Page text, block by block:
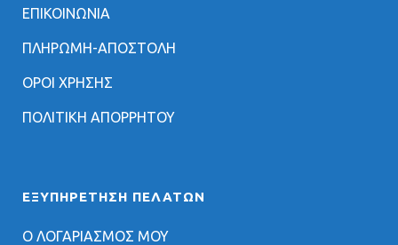
ΕΠΙΚΟΙΝΩΝΙΑ
ΠΛΗΡΩΜΗ-ΑΠΟΣΤΟΛΗ
ΟΡΟΙ ΧΡΗΣΗΣ
ΠΟΛΙΤΙΚΗ ΑΠΟΡΡΗΤΟΥ
ΕΞΥΠΗΡΈΤΗΣΗ ΠΕΛΑΤΏΝ
Ο ΛΟΓΑΡΙΑΣΜΟΣ ΜΟΥ